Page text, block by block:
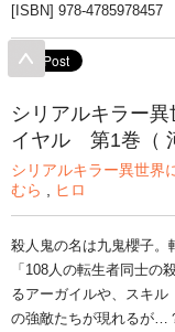
[ISBN] 978-
シリアルキラー
イヤル 第1巻（
シリアルキラー異世界
むら
ヒロ
殺人鬼の名は九鬼櫻子。
「108人の転生者同士の
るアーガイルや、スキル
の強敵たちが現れるが…